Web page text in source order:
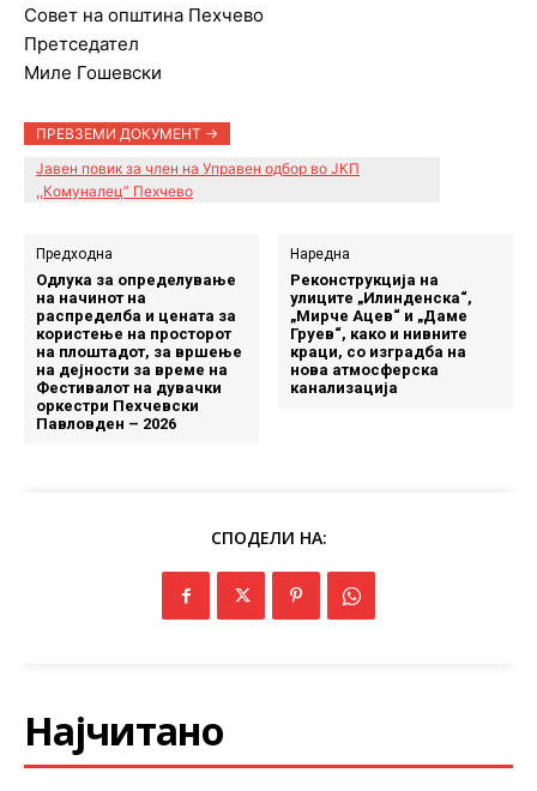
Совет на општина Пехчево
Претседател
Миле Гошевски
ПРЕВЗЕМИ ДОКУМЕНТ ->
Јавен повик за член на Управен одбор во ЈКП
,,Комуналец” Пехчево
Предходна
Одлука за определување
на начинот на
распределба и цената за
користење на просторот
на плоштадот, за вршење
на дејности за време на
Фестивалот на дувачки
оркестри Пехчевски
Павловден – 2026
Наредна
Реконструкција на
улиците „Илинденска“,
„Мирче Ацев“ и „Даме
Груев“, како и нивните
краци, со изградба на
нова атмосферска
канализација
СПОДЕЛИ НА:
Најчитано